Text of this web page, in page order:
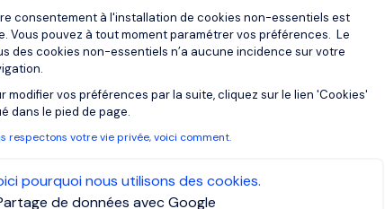
consentement à l'installation de cookies non-essentiels est
Vous pouvez à tout moment paramétrer vos préférences. Le
des cookies non-essentiels n’a aucune incidence sur votre
modifier vos préférences par la suite, cliquez sur le lien 'Cookies'
dans le pied de page.
respectons votre vie privée, voici comment.
pourquoi nous utilisons des cookies.
de données avec Google
Axeptio consent
vous pour recevoir des alertes
des offres pour : Belgique, East-Flanders